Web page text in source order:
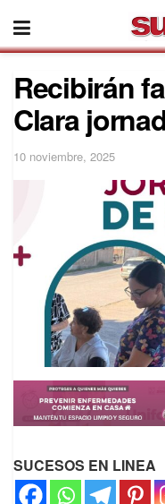
Recibirán
Clara
10 noviembre, 2025
SUCESOS EN LINEA